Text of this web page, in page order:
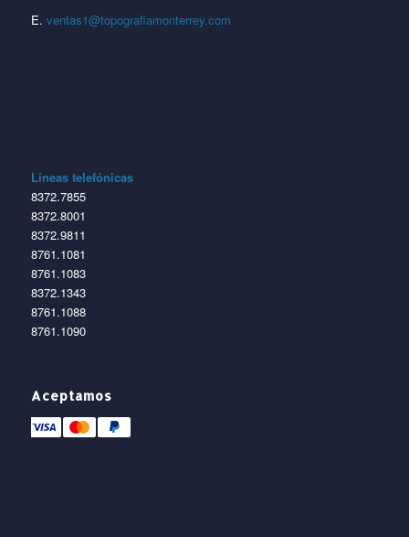
E. ventas1@topografiamonterrey.com
Líneas telefónicas
8372.7855
8372.8001
8372.9811
8761.1081
8761.1083
8372.1343
8761.1088
8761.1090
Aceptamos